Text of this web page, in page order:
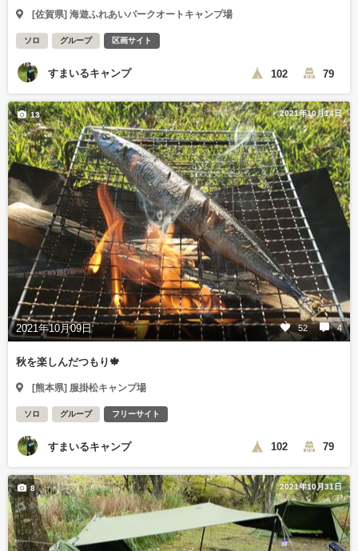
[佐賀県] 海遊ふれあいパークオートキャンプ場
ソロ グループ 区画サイト
すまいるキャンプ 102 79
2021年10月14日
2021年10月09日 52 4
13
秋を楽しんだつもり🍁
[熊本県] 服掛松キャンプ場
ソロ グループ フリーサイト
すまいるキャンプ 102 79
2021年10月31日
8